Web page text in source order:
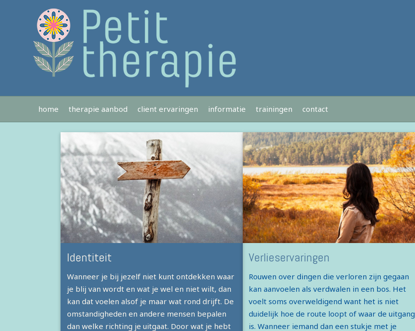
home therapie aanbod client ervaringen informatie trainingen contact
Identiteit
Wanneer je bij jezelf niet kunt ontdekken waar
je blij van wordt en wat je wel en niet wilt, dan
kan dat voelen alsof je maar wat rond drijft. De
omstandigheden en andere mensen bepalen
dan welke richting je uitgaat. Door wat je hebt
Verlieservaringen
Rouwen over dingen die verloren zijn gegaan
kan aanvoelen als verdwalen in een bos. Het
voelt soms overweldigend want het is niet
duidelijk hoe de route loopt of waar de uitgang
is. Wanneer iemand dan een stukje met je